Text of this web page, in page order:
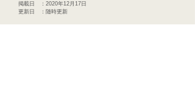
掲載日 ：2020年12月17日
更新日 ：随時更新